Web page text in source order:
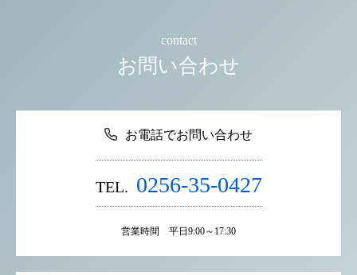
contact
お問い合わせ
お電話でお問い合わせ
TEL. 0256-35-0427
営業時間 平日9:00～17:30